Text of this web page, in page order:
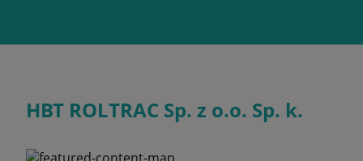
HBT ROLTRAC Sp. z o.o. Sp. k.